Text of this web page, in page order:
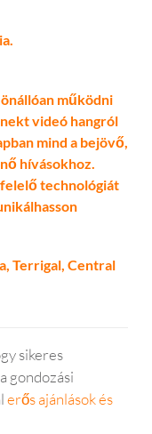
működni
videó hangról
mind a bejövő,
hívásokhoz.
technológiát
Terrigal, Central
sikeres
gondozási
erős ajánlások és